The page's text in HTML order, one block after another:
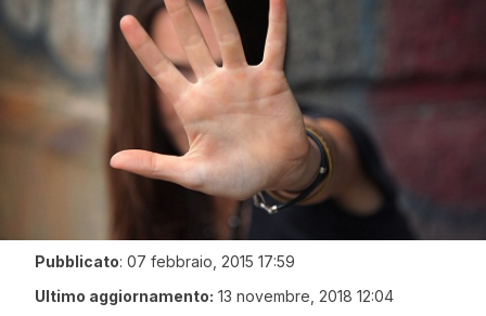
Pubblicato: 07 febbraio, 2015 17:59
Ultimo aggiornamento: 13 novembre, 2018 12:04